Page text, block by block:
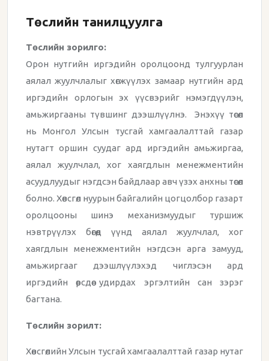
Төслийн танилцуулга
Төслийн зорилго:
Орон нутгийн иргэдийн оролцоонд тулгуурлан
аялал жуулчлалыг хөгжүүлэх замаар нутгийн ард
иргэдийн орлогын эх үүсвэрийг нэмэгдүүлэн,
амьжиргааны түвшинг дээшлүүлнэ. Энэхүү төсөл
нь Монгол Улсын тусгай хамгаалалттай газар
нутагт оршин суудаг ард иргэдийн амьжиргаа,
аялал жуулчлал, хог хаягдлын менежментийн
асуудлуудыг нэгдсэн байдлаар авч үзэх анхны төсөл
болно. Хөвсгөл нуурын байгалийн цогцолбор газарт
оролцооны шинэ механизмуудыг туршиж
нэвтрүүлэх бөгөөд үүнд аялал жуулчлал, хог
хаягдлын менежментийн нэгдсэн арга замууд,
амьжиргааг дээшлүүлэхэд чиглэсэн ард
иргэдийн өөрсдөө удирдах эргэлтийн сан зэрэг
багтана.
Төслийн зорилт:
Хөвсгөлийн Улсын тусгай хамгаалалттай газар нутаг